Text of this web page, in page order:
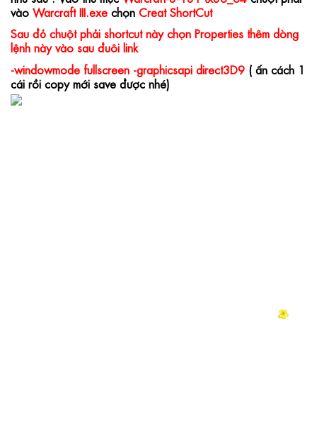
vào Warcraft III.exe chọn Creat ShortCut
Sau đỏ chuột phải shortcut này chọn Properties thêm dòng
lệnh này vào sau đuôi link
-windowmode fullscreen -graphicsapi direct3D9 ( ấn cách 1
cái rồi copy mới save được nhé)